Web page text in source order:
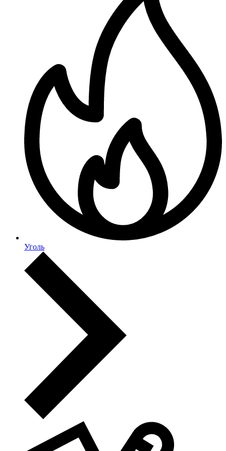
Уголь